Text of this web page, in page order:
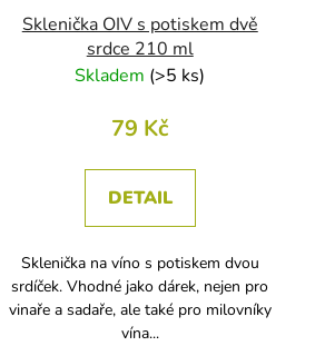
Sklenička OIV s potiskem dvě
srdce 210 ml
Skladem (>5 ks)
79 Kč
DETAIL
Sklenička na víno s potiskem dvou
srdíček. Vhodné jako dárek, nejen pro
vinaře a sadaře, ale také pro milovníky
vína...